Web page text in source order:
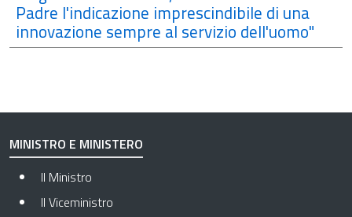
Padre l'indicazione imprescindibile di una
innovazione sempre al servizio dell'uomo"
MINISTRO E MINISTERO
Il Ministro
Il Viceministro